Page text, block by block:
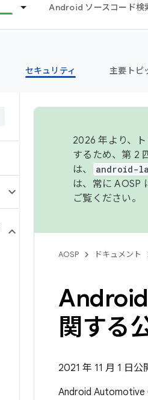
Android ソースコード検
セキュリティ 主要トピ
2026 年より、
するため、第 2
は、
android-
は、常に AOSP
ご覧ください。
AOSP ドキュメント
関する
2021 年 11 月 1 日公
Android Automotive